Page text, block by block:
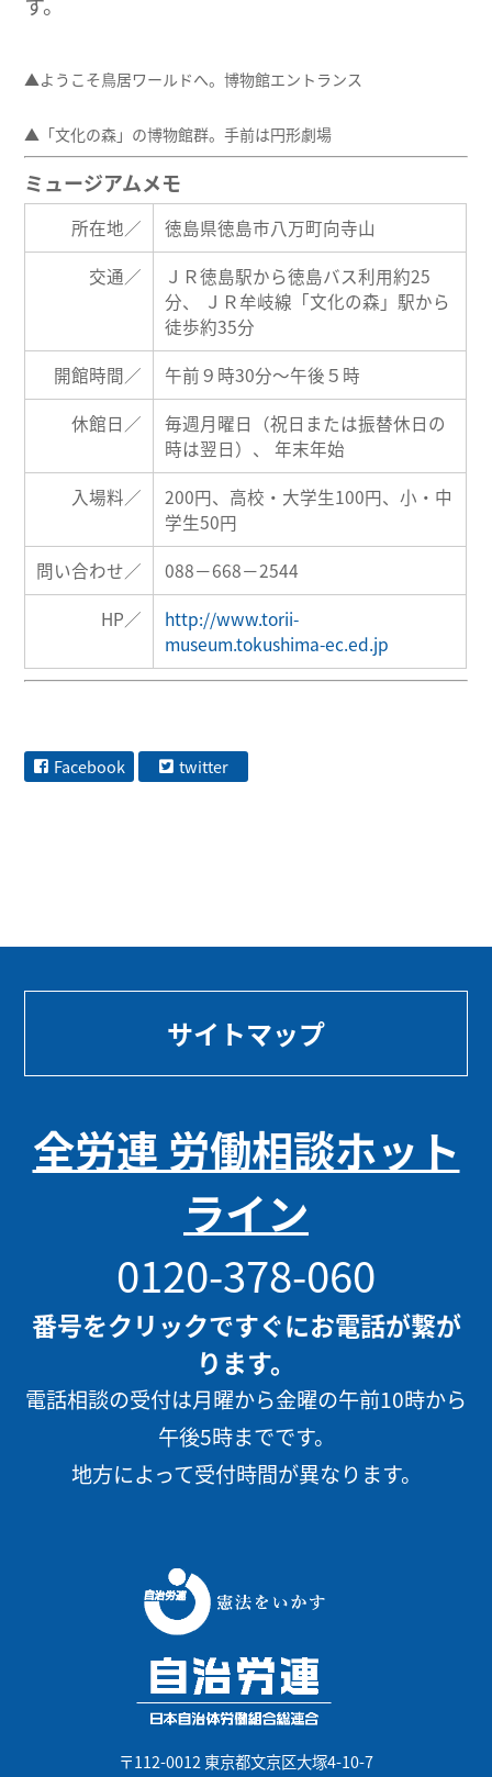
▲ようこそ鳥居ワールドへ。博物館エントランス
▲「文化の森」の博物館群。手前は円形劇場
ミュージアムメモ
所在地／
徳島県徳島市八万町向寺山
交通／
ＪＲ徳島駅から徳島バス利用約25
分、 ＪＲ牟岐線「文化の森」駅から
徒歩約35分
開館時間／
午前９時30分〜午後５時
休館日／
毎週月曜日（祝日または振替休日の
時は翌日）、 年末年始
入場料／
200円、高校・大学生100円、小・中
学生50円
問い合わせ／
088−668−2544
HP／
http://www.torii-
museum.tokushima-ec.ed.jp
Facebook twitter
サイトマップ
全労連 労働相談ホット
ライン
0120-378-060
番号をクリックですぐにお電話が繋が
ります。
電話相談の受付は月曜から金曜の午前10時から
午後5時までです。
地方によって受付時間が異なります。
〒112-0012 東京都文京区大塚4-10-7